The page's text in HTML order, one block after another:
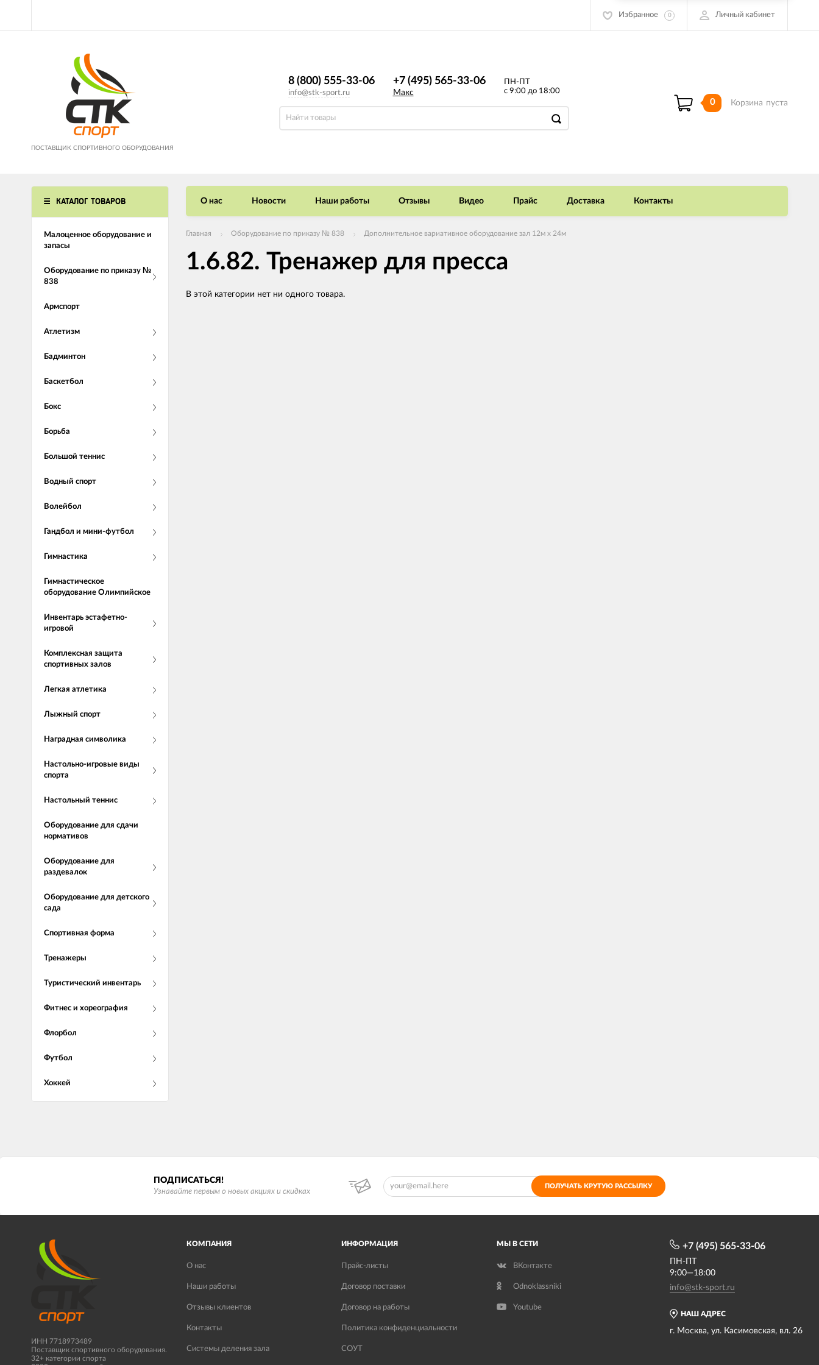
Избранное 0 Личный кабинет
ПОСТАВЩИК СПОРТИВНОГО ОБОРУДОВАНИЯ
8 (800) 555-33-06
info@stk-sport.ru
+7 (495) 565-33-06
Макс
ПН-ПТ
с 9:00 до 18:00
0 Корзина пуста
КАТАЛОГ ТОВАРОВ
Малоценное оборудование и
запасы
Оборудование по приказу №
838
Армспорт
Атлетизм
Бадминтон
Баскетбол
Бокс
Борьба
Большой теннис
Водный спорт
Волейбол
Гандбол и мини-футбол
Гимнастика
Гимнастическое
оборудование Олимпийское
Инвентарь эстафетно-
игровой
Комплексная защита
спортивных залов
Легкая атлетика
Лыжный спорт
Наградная символика
Настольно-игровые виды
спорта
Настольный теннис
Оборудование для сдачи
нормативов
Оборудование для
раздевалок
Оборудование для детского
сада
Спортивная форма
Тренажеры
Туристический инвентарь
Фитнес и хореография
Флорбол
Футбол
Хоккей
О нас Новости Наши работы Отзывы Видео Прайс Доставка Контакты
Главная Оборудование по приказу № 838 Дополнительное вариативное оборудование зал 12м х 24м
1.6.82. Тренажер для пресса
В этой категории нет ни одного товара.
ПОДПИСАТЬСЯ!
Узнавайте первым о новых акциях и скидках
ПОЛУЧАТЬ КРУТУЮ РАССЫЛКУ
ИНН 7718973489
Поставщик спортивного оборудования.
32+ категории спорта
КОМПАНИЯ
О нас
Наши работы
Отзывы клиентов
Контакты
Системы деления зала
ИНФОРМАЦИЯ
Прайс-листы
Договор поставки
Договор на работы
Политика конфиденциальности
СОУТ
МЫ В СЕТИ
ВКонтакте
Odnoklassniki
Youtube
НАШ АДРЕС
г. Москва, ул. Касимовская, вл. 26
+7 (495) 565-33-06
ПН-ПТ
9:00—18:00
info@stk-sport.ru